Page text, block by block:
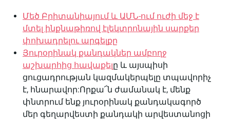
Մեծ Բրիտանիայում և ԱՄՆ-ում ուժի մեջ է
մտել ինքնաթիռով էլեկտրոնային սարքեր
փոխադրելու արգելքը
Յուրօրինակ քանդակներ ամբողջ
աշխարհից հավաքելը և այսպիսի
ցուցադրության կազմակերպելը տպավորիչ
է, հնարավոր:Որքա՜ն ժամանակ է, մենք
փնտրում ենք յուրօրինակ քանդակագործ
մեր գեղարվեստի քանդակի արվեստանոցի